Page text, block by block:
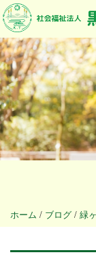
ホーム / ブログ / 緑